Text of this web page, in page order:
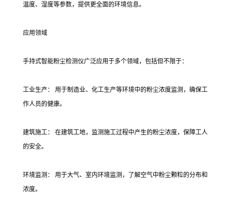
温度、湿度等参数，提供更全面的环境信息。
应用领域
手持式智能粉尘检测仪广泛应用于多个领域，包括但不限于：
工业生产： 用于制造业、化工生产等环境中的粉尘浓度监测，确保工
作人员的健康。
建筑施工： 在建筑工地，监测施工过程中产生的粉尘浓度，保障工人
的安全。
环境监测： 用于大气、室内环境监测，了解空气中粉尘颗粒的分布和
浓度。